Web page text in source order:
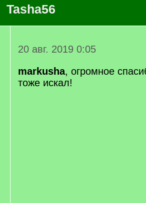
Tasha56
20 авг. 2019 0:05
markusha, огромное
тоже искал!